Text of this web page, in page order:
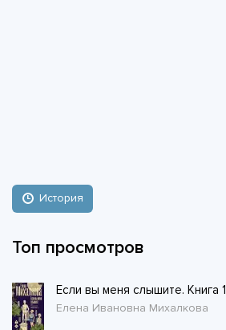
История
Топ просмотров
Если вы меня слышите. Книга 1
Елена Ивановна Михалкова